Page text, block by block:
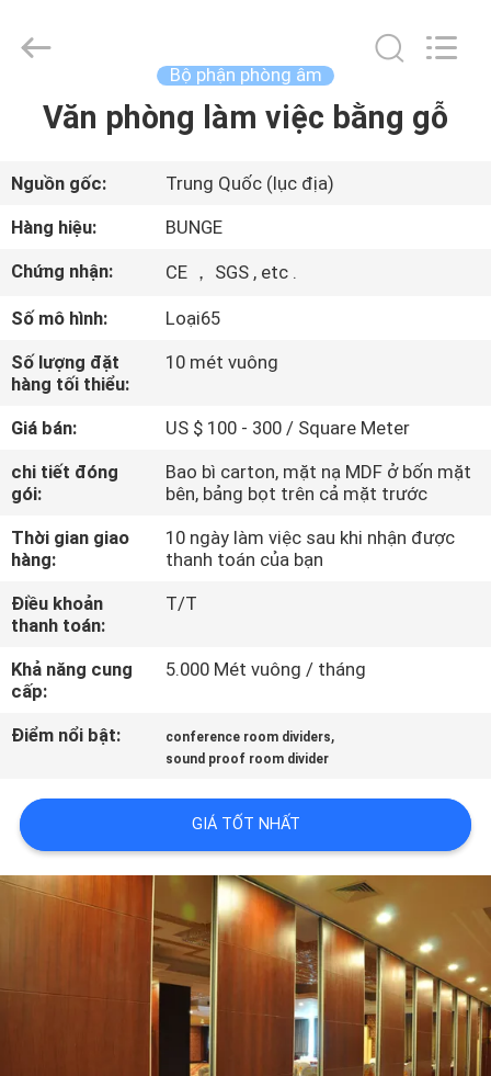
TRANG
CÁC
SẢN
VỀ
CHÚNG
TÔI
THAM
QUAN
NHÀ
MÁY
KIỂM
SOÁT
LƯỢNG
LIÊN
HỆ
CHÚNG
TÔI
Material
Industrial
Bộ phận phòng âm
Văn phòng làm việc bằng gỗ
Nguồn gốc:
Trung Quốc (lục địa)
Hàng hiệu:
BUNGE
Chứng nhận:
CE ， SGS , etc .
Số mô hình:
Loại65
Số lượng đặt
hàng tối thiểu:
10 mét vuông
Giá bán:
US $ 100 - 300 / Square Meter
chi tiết đóng
gói:
Bao bì carton, mặt nạ MDF ở bốn mặt
bên, bảng bọt trên cả mặt trước
Thời gian giao
hàng:
10 ngày làm việc sau khi nhận được
thanh toán của bạn
Điều khoản
thanh toán:
T/T
Khả năng cung
cấp:
5.000 Mét vuông / tháng
Điểm nổi bật: conference room dividers,
sound proof room divider
GIÁ TỐT NHẤT